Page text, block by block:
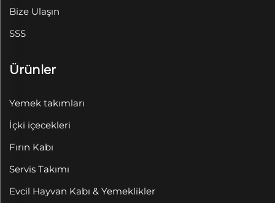
Bize Ulaşın
SSS
Ürünler
Yemek takımları
İçki içecekleri
Fırın Kabı
Servis Takımı
Evcil Hayvan Kabı & Yemeklikler